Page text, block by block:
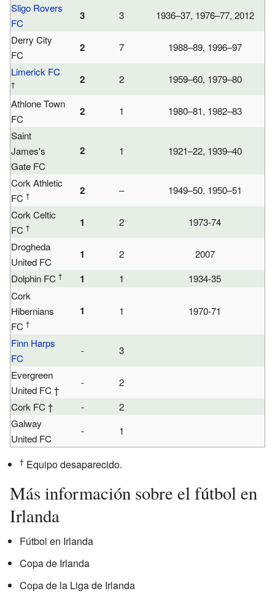
Sligo Rovers
FC
3 3
1936–37, 1976–77, 2012
Derry City
FC
2 7
1988–89, 1996–97
Limerick FC
† 2 2
1959–60, 1979–80
Athlone Town
FC
2 1
1980–81, 1982–83
Saint
James's
Gate FC
2 1 1921–22, 1939–40
Cork Athletic
FC † 2 –
1949–50, 1950–51
Cork Celtic
FC † 1 2
1973-74
Drogheda
United FC
1 2
2007
Dolphin FC † 1 1
1934-35
Cork
Hibernians
FC †
1 1 1970-71
Finn Harps
FC
-
3
Evergreen
United FC †
-
2
Cork FC †
-
2
Galway
United FC
- 1
† Equipo desaparecido.
Más información sobre el fútbol en
Irlanda
Fútbol en Irlanda
Copa de Irlanda
Copa de la Liga de Irlanda